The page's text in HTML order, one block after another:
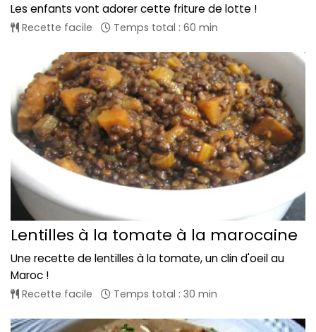
Les enfants vont adorer cette friture de lotte !
Recette facile Temps total : 60 min
Lentilles à la tomate à la marocaine
Une recette de lentilles à la tomate, un clin d'oeil au
Maroc !
Recette facile Temps total : 30 min